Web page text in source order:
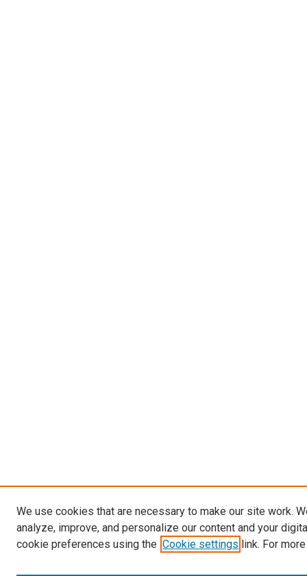
We use cookies that are necessary to make our site work.
analyze, improve, and personalize our content and your
cookie preferences using the Cookie settings link. For